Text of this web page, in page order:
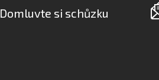
Domluvte si schůzku